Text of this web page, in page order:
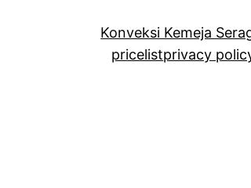
Konveksi Kemeja
pricelistprivacy